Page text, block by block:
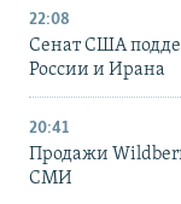
22:08
Сенат США
России и Ирана
20:41
Продажи
СМИ